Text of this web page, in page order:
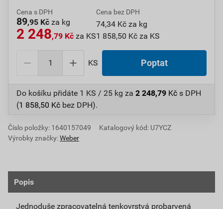
Cena s DPH
89,95 Kč za kg
2 248,79 Kč za KS
Cena bez DPH
74,34 Kč za kg
1 858,50 Kč za KS
KS Poptat
Do košíku přidáte 1 KS / 25 kg za 2 248,79 Kč s DPH
(1 858,50 Kč bez DPH).
Číslo položky: 1640157049
Katalogový kód: U7YCZ
Výrobky značky:Weber
Popis
Jednoduše zpracovatelná tenkovrstvá probarvená